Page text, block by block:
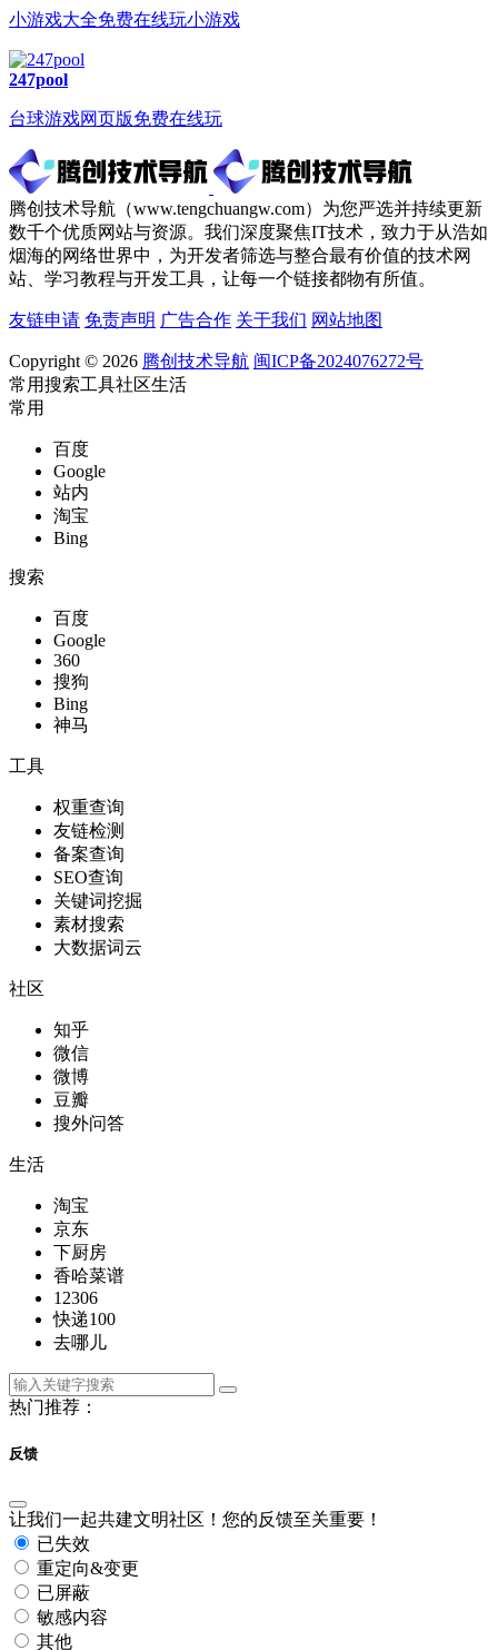
小游戏大全免费在线玩小游戏
247pool
台球游戏网页版免费在线玩
腾创技术导航（www.tengchuangw.com）为您严选并持续更新
数千个优质网站与资源。我们深度聚焦IT技术，致力于从浩如
烟海的网络世界中，为开发者筛选与整合最有价值的技术网
站、学习教程与开发工具，让每一个链接都物有所值。
友链申请 免责声明 广告合作 关于我们 网站地图
Copyright © 2026 腾创技术导航 闽ICP备2024076272号
常用搜索工具社区生活
常用
百度
Google
站内
淘宝
Bing
搜索
百度
Google
360
搜狗
Bing
神马
工具
权重查询
友链检测
备案查询
SEO查询
关键词挖掘
素材搜索
大数据词云
社区
知乎
微信
微博
豆瓣
搜外问答
生活
淘宝
京东
下厨房
香哈菜谱
12306
快递100
去哪儿
热门推荐：
反馈
让我们一起共建文明社区！您的反馈至关重要！
已失效
重定向&变更
已屏蔽
敏感内容
其他